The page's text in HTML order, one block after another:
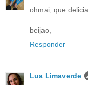
ohmai, que
beijao,
Responder
Lua Limaverde